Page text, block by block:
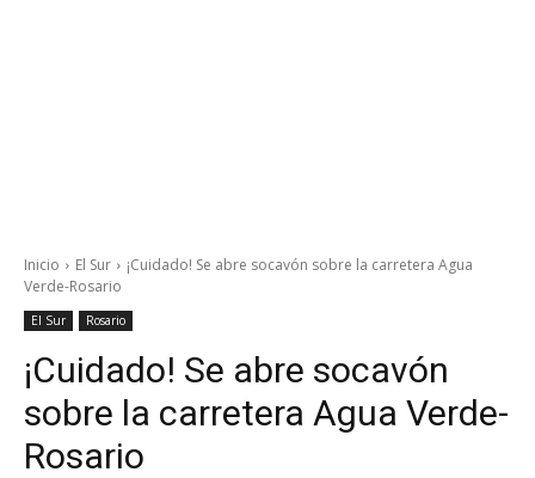
Inicio El Sur
¡Cuidado! Se abre socavón sobre la carretera Agua
Verde-Rosario
El Sur Rosario
¡Cuidado! Se abre socavón
sobre la carretera Agua Verde-
Rosario